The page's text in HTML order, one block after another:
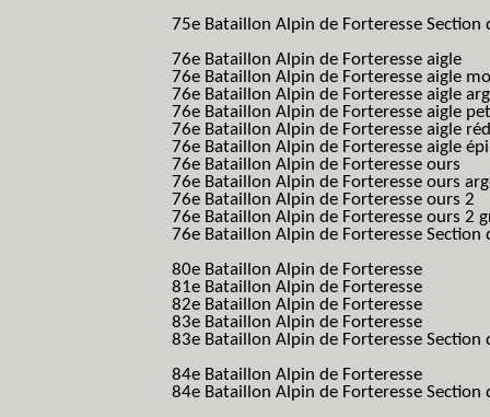
75e Bataillon Alpin de Forteresse
76e Bataillon Alpin de Forteresse aigle
76e Bataillon Alpin de Forteresse aigle
76e Bataillon Alpin de Forteresse aigle
76e Bataillon Alpin de Forteresse aigle
76e Bataillon Alpin de Forteresse aigle
76e Bataillon Alpin de Forteresse aigle
76e Bataillon Alpin de Forteresse ours
76e Bataillon Alpin de Forteresse ours
76e Bataillon Alpin de Forteresse ours 2
76e Bataillon Alpin de Forteresse ours 2
76e Bataillon Alpin de Forteresse
80e Bataillon Alpin de Forteresse
81e Bataillon Alpin de Forteresse
82e Bataillon Alpin de Forteresse
83e Bataillon Alpin de Forteresse
83e Bataillon Alpin de Forteresse
84e Bataillon Alpin de Forteresse
84e Bataillon Alpin de Forteresse